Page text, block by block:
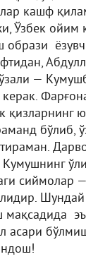
кашф
Ўзбек ойим
образи
—
қизларнинг
бўлиб,
сиймолар
асари